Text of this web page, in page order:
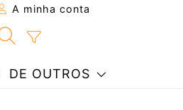
A minha conta
DE OUTROS